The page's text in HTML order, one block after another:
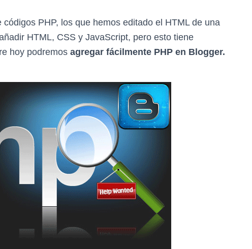
PHP, los que hemos editado el HTML de una
HTML, CSS y JavaScript, pero esto tiene
hoy podremos agregar fácilmente PHP en Blogger.